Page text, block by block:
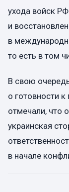
ухода войск
и
в
то есть в том
В свою
о готовности
отмечали, что
украинская
в начале